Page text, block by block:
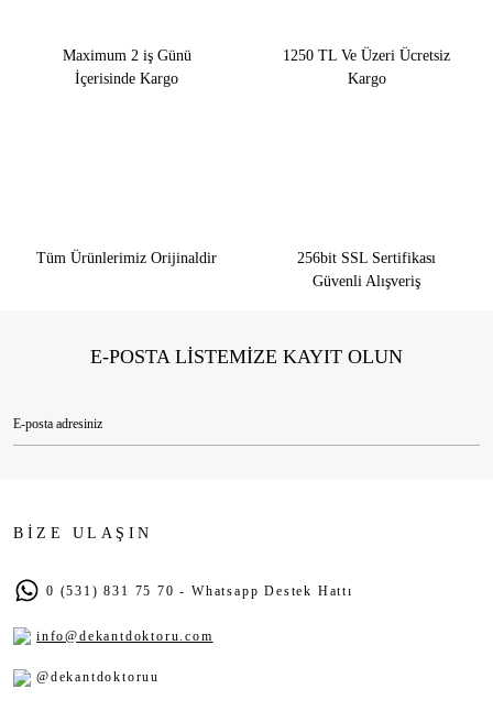
Maximum 2 iş Günü
İçerisinde Kargo
1250 TL Ve Üzeri Ücretsiz
Kargo
Tüm Ürünlerimiz Orijinaldir
256bit SSL Sertifikası
Güvenli Alışveriş
E-POSTA LİSTEMİZE KAYIT OLUN
BİZE ULAŞIN
0 (531) 831 75 70 - Whatsapp Destek Hattı
info@dekantdoktoru.com
@dekantdoktoruu